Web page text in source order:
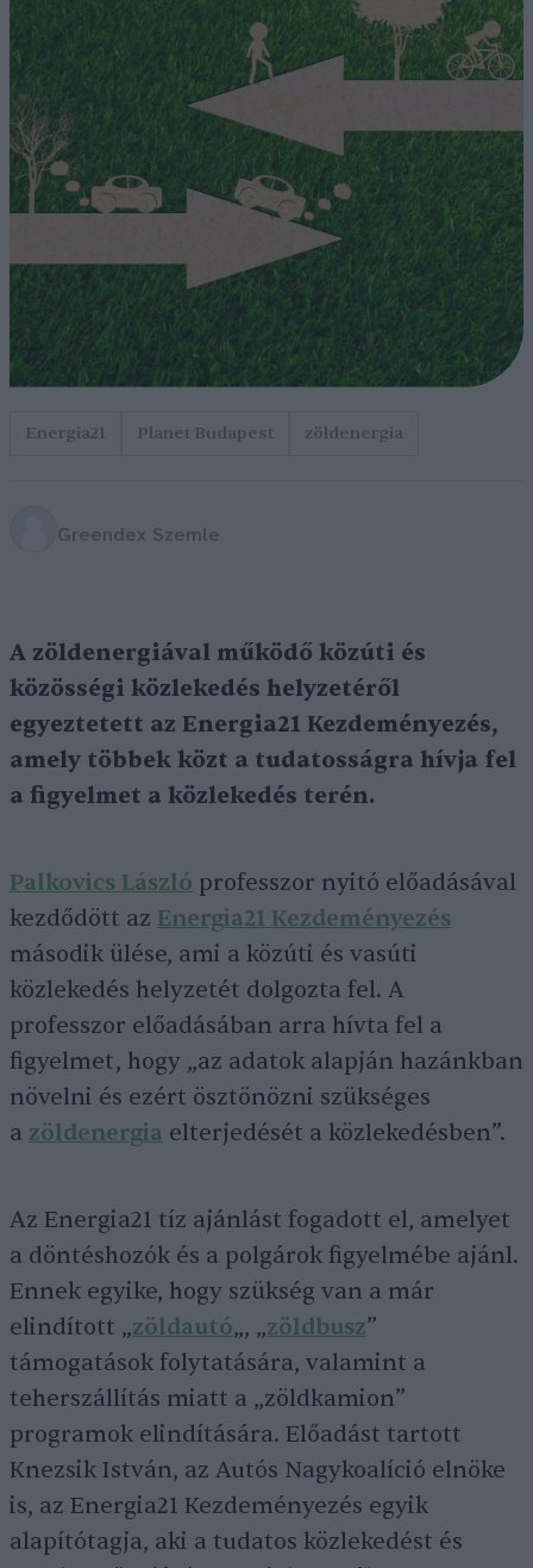
Energia21 Planet Budapest zöldenergia
Greendex Szemle
A zöldenergiával működő közúti és
közösségi közlekedés helyzetéről
egyeztetett az Energia21 Kezdeményezés,
amely többek közt a tudatosságra hívja fel
a figyelmet a közlekedés terén.
Palkovics László professzor nyitó előadásával
kezdődött az Energia21 Kezdeményezés
második ülése, ami a közúti és vasúti
közlekedés helyzetét dolgozta fel. A
professzor előadásában arra hívta fel a
figyelmet, hogy „az adatok alapján hazánkban
növelni és ezért ösztönözni szükséges
a zöldenergia elterjedését a közlekedésben”.
Az Energia21 tíz ajánlást fogadott el, amelyet
a döntéshozók és a polgárok figyelmébe ajánl.
Ennek egyike, hogy szükség van a már
elindított „zöldautó„, „zöldbusz”
támogatások folytatására, valamint a
teherszállítás miatt a „zöldkamion”
programok elindítására. Előadást tartott
Knezsik István, az Autós Nagykoalíció elnöke
is, az Energia21 Kezdeményezés egyik
alapítótagja, aki a tudatos közlekedést és